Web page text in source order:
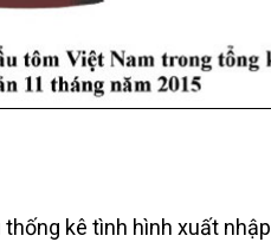
kê tình hình xuất